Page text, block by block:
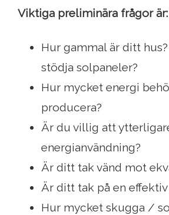
Viktiga preliminära frågor är:
Hur gammal är ditt
stödja solpaneler?
Hur mycket energi
producera?
Är du villig att
energianvändning?
Är ditt tak vänd mot
Är ditt tak på en effektiv
Hur mycket skugga /